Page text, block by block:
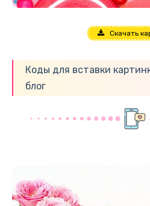
Скачать
Коды для вставки
блог